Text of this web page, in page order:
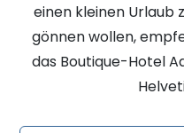
einen kleinen Urlaub
gönnen wollen,
das Boutique-Hotel